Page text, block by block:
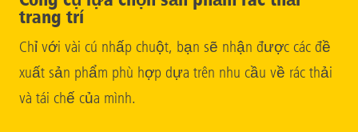
trang trí
Chỉ với vài cú nhấp chuột, bạn sẽ nhận được các đề
xuất sản phẩm phù hợp dựa trên nhu cầu về rác thải
và tái chế của mình.